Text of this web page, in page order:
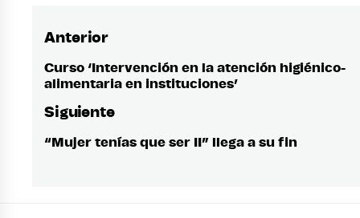
Navegación
de
Anterior
Entrada
anterior:
Curso ‘Intervención en la atención higiénico-
alimentaria en instituciones’
Siguiente
Entrada
“Mujer tenías que ser II” llega a su fin